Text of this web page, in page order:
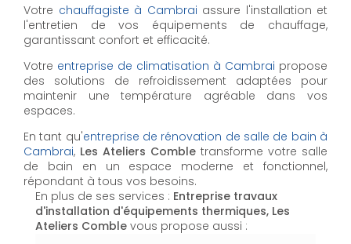
Votre chauffagiste à Cambrai assure l'installation et
l'entretien de vos équipements de chauffage,
garantissant confort et efficacité.
Votre entreprise de climatisation à Cambrai propose
des solutions de refroidissement adaptées pour
maintenir une température agréable dans vos
espaces.
En tant qu'entreprise de rénovation de salle de bain à
Cambrai, Les Ateliers Comble transforme votre salle
de bain en un espace moderne et fonctionnel,
répondant à tous vos besoins.
En plus de ses services : Entreprise travaux
d'installation d'équipements thermiques, Les
Ateliers Comble vous propose aussi :